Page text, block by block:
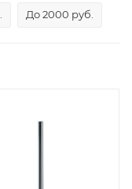
До 2000 руб.